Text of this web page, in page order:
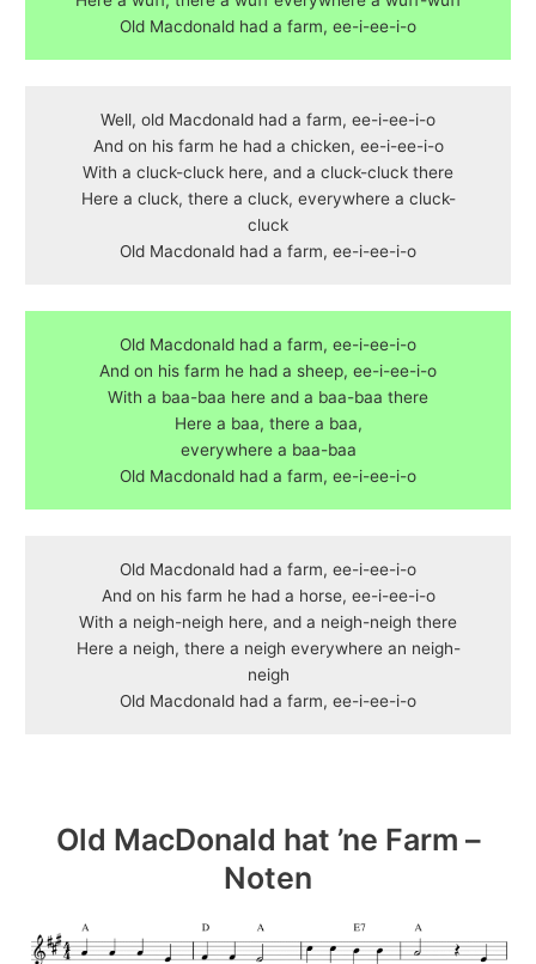
Old Macdonald had a farm, ee-i-ee-i-o
Well, old Macdonald had a farm, ee-i-ee-i-o
And on his farm he had a chicken, ee-i-ee-i-o
With a cluck-cluck here, and a cluck-cluck there
Here a cluck, there a cluck, everywhere a cluck-
cluck
Old Macdonald had a farm, ee-i-ee-i-o
Old Macdonald had a farm, ee-i-ee-i-o
And on his farm he had a sheep, ee-i-ee-i-o
With a baa-baa here and a baa-baa there
Here a baa, there a baa,
everywhere a baa-baa
Old Macdonald had a farm, ee-i-ee-i-o
Old Macdonald had a farm, ee-i-ee-i-o
And on his farm he had a horse, ee-i-ee-i-o
With a neigh-neigh here, and a neigh-neigh there
Here a neigh, there a neigh everywhere an neigh-
neigh
Old Macdonald had a farm, ee-i-ee-i-o
Old MacDonald hat ’ne Farm –
Noten